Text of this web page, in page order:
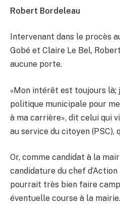
Robert Bordeleau
Intervenant dans le procès
Gobé et Claire Le Bel,
aucune porte.
«Mon intérêt est toujours là;
politique municipale pour
à ma carrière», dit celui qui
au service du citoyen (PSC),
Or, comme candidat à la
candidature du chef
pourrait très bien faire
éventuelle course à la mairie.